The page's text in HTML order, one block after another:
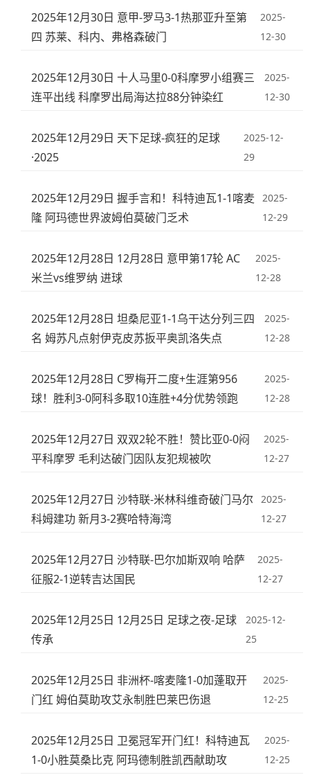
2025年12月30日 意甲-罗马3-1热那亚升至第
四 苏莱、科内、弗格森破门
2025-
12-30
2025年12月30日 十人马里0-0科摩罗小组赛三
连平出线 科摩罗出局海达拉88分钟染红
2025-
12-30
2025年12月29日 天下足球-疯狂的足球
·2025
2025-12-
29
2025年12月29日 握手言和！科特迪瓦1-1喀麦
隆 阿玛德世界波姆伯莫破门乏术
2025-
12-29
2025年12月28日 12月28日 意甲第17轮 AC
米兰vs维罗纳 进球
2025-
12-28
2025年12月28日 坦桑尼亚1-1乌干达分列三四
名 姆苏凡点射伊克皮苏扳平奥凯洛失点
2025-
12-28
2025年12月28日 C罗梅开二度+生涯第956
球！胜利3-0阿科多取10连胜+4分优势领跑
2025-
12-28
2025年12月27日 双双2轮不胜！赞比亚0-0闷
平科摩罗 毛利达破门因队友犯规被吹
2025-
12-27
2025年12月27日 沙特联-米林科维奇破门马尔
科姆建功 新月3-2赛哈特海湾
2025-
12-27
2025年12月27日 沙特联-巴尔加斯双响 哈萨
征服2-1逆转吉达国民
2025-
12-27
2025年12月25日 12月25日 足球之夜-足球
传承
2025-12-
25
2025年12月25日 非洲杯-喀麦隆1-0加蓬取开
门红 姆伯莫助攻艾永制胜巴莱巴伤退
2025-
12-25
2025年12月25日 卫冕冠军开门红！科特迪瓦
1-0小胜莫桑比克 阿玛德制胜凯西献助攻
2025-
12-25